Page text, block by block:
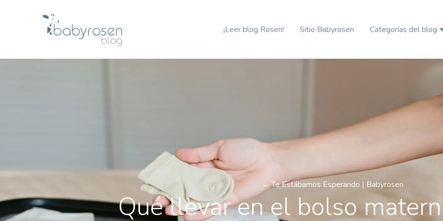
¡Leer blog Rosen! Sitio Babyrosen Categorías del blog
← Te Estábamos Esperando | Babyrosen
Qué llevar en el bolso